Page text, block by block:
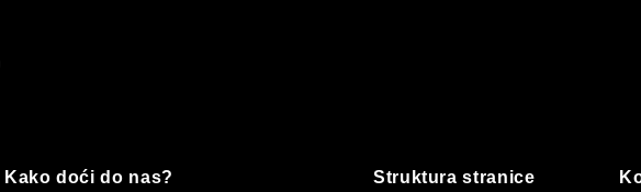
Kako doći do nas? Struktura stranice